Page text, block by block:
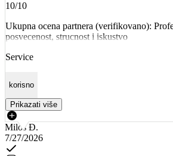
10/10
Ukupna ocena partnera (verifikovano):
posvecenost, strucnost i iskustvo
Service
korisno
Prikazati više
Miloš Đ.
7/27/2026